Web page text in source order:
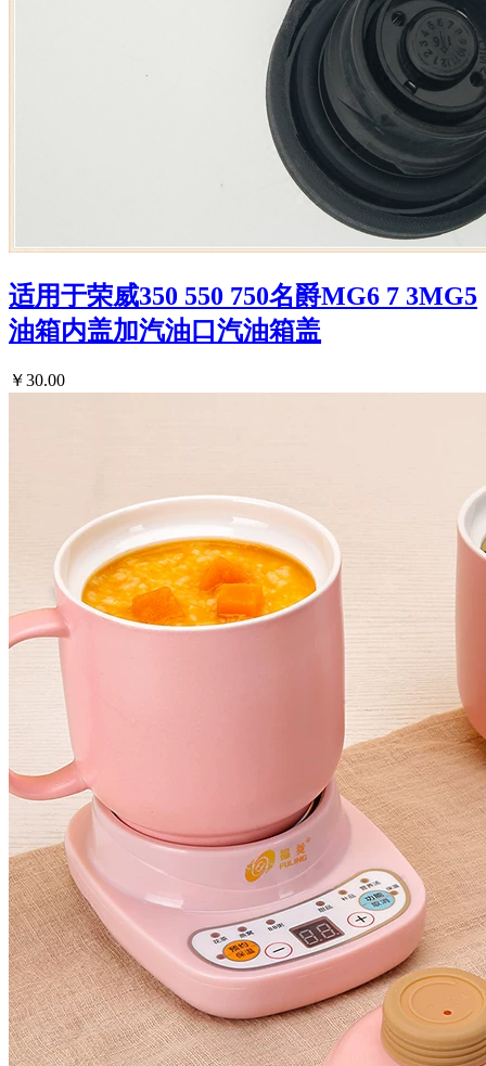
适用于荣威350 550 750名爵MG6 7 3MG5
油箱内盖加汽油口汽油箱盖
￥30.00